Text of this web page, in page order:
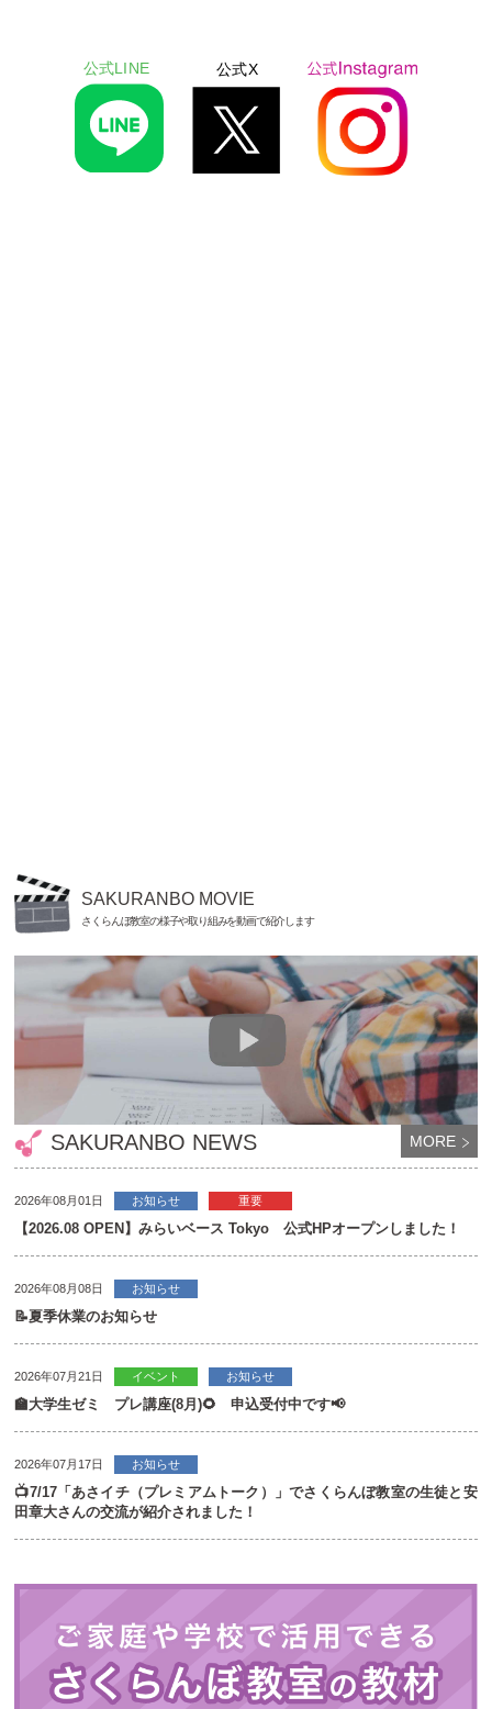
SAKURANBO NEWS MORE
2026年08月01日 お知らせ 重要
【2026.08 OPEN】みらいベース Tokyo 公式HPオープンしました！
2026年08月08日 お知らせ
📝夏季休業のお知らせ
2026年07月21日 イベント お知らせ
🏫大学生ゼミ プレ講座(8月)🌻 申込受付中です📢
2026年07月17日 お知らせ
📺7/17「あさイチ（プレミアムトーク）」でさくらんぼ教室の生徒と安
田章大さんの交流が紹介されました！
SAKURANBO MOVIE
さくらんぼ教室の様子や取り組みを動画で紹介します